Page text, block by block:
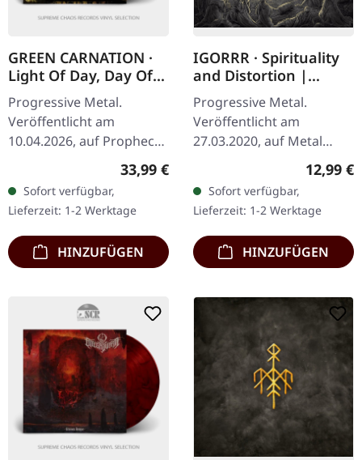
GREEN CARNATION ·
Light Of Day, Day Of
Darkness |
ORANGE/BLACK
MARBLED 2LP
Progressive Metal.
Veröffentlicht am
10.04.2026, auf Prophecy
marmoriertes Doppel-
Vinyl im Gatefold-Cover.
Limitiert auf…
Regulärer Preis:
33,99 €
Sofort verfügbar,
Lieferzeit: 1-2 Werktage
HINZUFÜGEN
IGORRR · Spirituality
and Distortion |
DIGIPAK CD
Progressive Metal.
Veröffentlicht am
27.03.2020, auf Metal
Blade Records. CD im
DigiPack mit 12-seitigem
Booklet. Igorrr liefert mit
"Spirituality…
12,99 €
Sofort verfügbar,
Lieferzeit: 1-2 Werktage
HINZUFÜGEN